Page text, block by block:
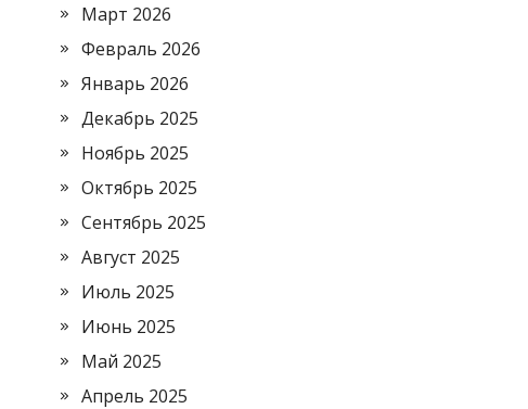
Март 2026
Февраль 2026
Январь 2026
Декабрь 2025
Ноябрь 2025
Октябрь 2025
Сентябрь 2025
Август 2025
Июль 2025
Июнь 2025
Май 2025
Апрель 2025